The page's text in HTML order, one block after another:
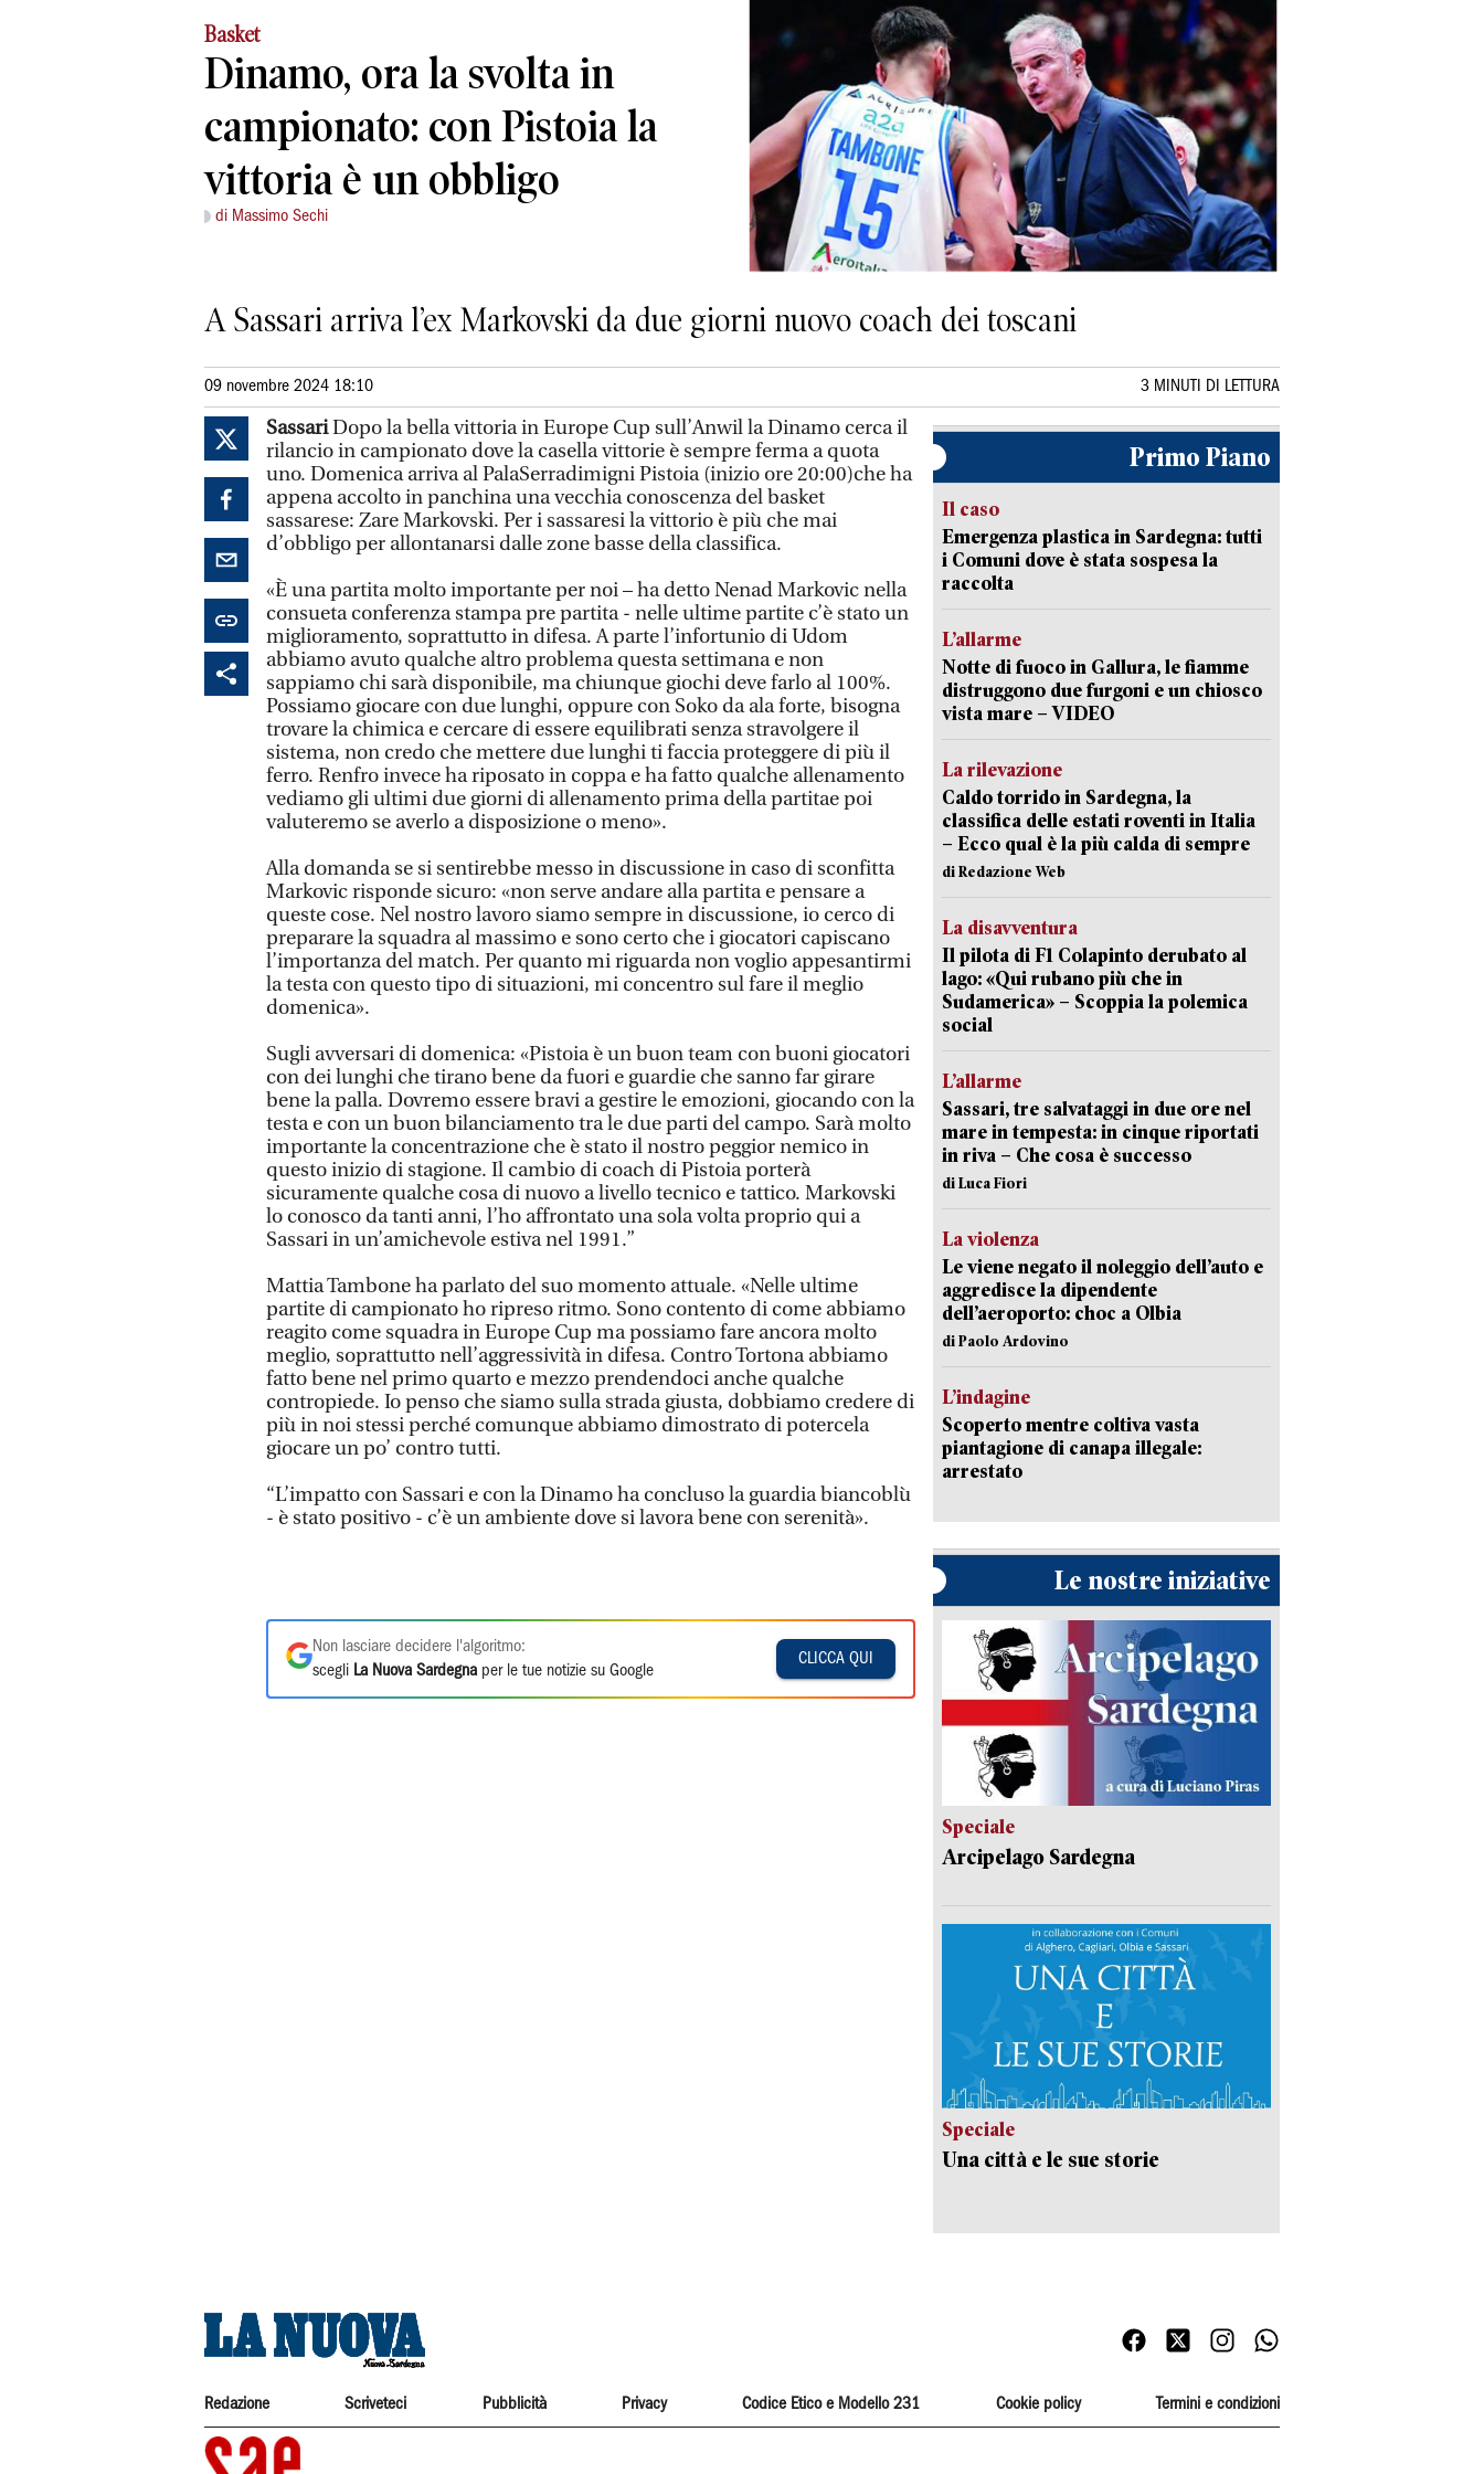
Basket
Dinamo, ora la svolta in
campionato: con Pistoia la
vittoria è un obbligo
di Massimo Sechi
A Sassari arriva l’ex Markovski da due giorni nuovo coach dei toscani
09 novembre 2024 18:10 3 MINUTI DI LETTURA
SassariDopo la bella vittoria in Europe Cup sull’Anwil la Dinamo cerca il
rilancio in campionato dove la casella vittorie è sempre ferma a quota
uno. Domenica arriva al PalaSerradimigni Pistoia (inizio ore 20:00)che ha
appena accolto in panchina una vecchia conoscenza del basket
sassarese: Zare Markovski. Per i sassaresi la vittorio è più che mai
d’obbligo per allontanarsi dalle zone basse della classifica.
«È una partita molto importante per noi – ha detto Nenad Markovic nella
consueta conferenza stampa pre partita - nelle ultime partite c’è stato un
miglioramento, soprattutto in difesa. A parte l’infortunio di Udom
abbiamo avuto qualche altro problema questa settimana e non
sappiamo chi sarà disponibile, ma chiunque giochi deve farlo al 100%.
Possiamo giocare con due lunghi, oppure con Soko da ala forte, bisogna
trovare la chimica e cercare di essere equilibrati senza stravolgere il
sistema, non credo che mettere due lunghi ti faccia proteggere di più il
ferro. Renfro invece ha riposato in coppa e ha fatto qualche allenamento
vediamo gli ultimi due giorni di allenamento prima della partitae poi
valuteremo se averlo a disposizione o meno».
Alla domanda se si sentirebbe messo in discussione in caso di sconfitta
Markovic risponde sicuro: «non serve andare alla partita e pensare a
queste cose. Nel nostro lavoro siamo sempre in discussione, io cerco di
preparare la squadra al massimo e sono certo che i giocatori capiscano
l’importanza del match. Per quanto mi riguarda non voglio appesantirmi
la testa con questo tipo di situazioni, mi concentro sul fare il meglio
domenica».
Sugli avversari di domenica: «Pistoia è un buon team con buoni giocatori
con dei lunghi che tirano bene da fuori e guardie che sanno far girare
bene la palla. Dovremo essere bravi a gestire le emozioni, giocando con la
testa e con un buon bilanciamento tra le due parti del campo. Sarà molto
importante la concentrazione che è stato il nostro peggior nemico in
questo inizio di stagione. Il cambio di coach di Pistoia porterà
sicuramente qualche cosa di nuovo a livello tecnico e tattico. Markovski
lo conosco da tanti anni, l’ho affrontato una sola volta proprio qui a
Sassari in un’amichevole estiva nel 1991.”
Mattia Tambone ha parlato del suo momento attuale. «Nelle ultime
partite di campionato ho ripreso ritmo. Sono contento di come abbiamo
reagito come squadra in Europe Cup ma possiamo fare ancora molto
meglio, soprattutto nell’aggressività in difesa. Contro Tortona abbiamo
fatto bene nel primo quarto e mezzo prendendoci anche qualche
contropiede. Io penso che siamo sulla strada giusta, dobbiamo credere di
più in noi stessi perché comunque abbiamo dimostrato di potercela
giocare un po’ contro tutti.
“L’impatto con Sassari e con la Dinamo ha concluso la guardia biancoblù
- è stato positivo - c’è un ambiente dove si lavora bene con serenità».
Non lasciare decidere l'algoritmo:
scegli La Nuova Sardegna per le tue notizie su Google
CLICCA QUI
Primo Piano
Il caso
Emergenza plastica in Sardegna: tutti
i Comuni dove è stata sospesa la
raccolta
L’allarme
Notte di fuoco in Gallura, le fiamme
distruggono due furgoni e un chiosco
vista mare – VIDEO
La rilevazione
Caldo torrido in Sardegna, la
classifica delle estati roventi in Italia
– Ecco qual è la più calda di sempre
di Redazione Web
La disavventura
Il pilota di F1 Colapinto derubato al
lago: «Qui rubano più che in
Sudamerica» – Scoppia la polemica
social
L’allarme
Sassari, tre salvataggi in due ore nel
mare in tempesta: in cinque riportati
in riva – Che cosa è successo
di Luca Fiori
La violenza
Le viene negato il noleggio dell’auto e
aggredisce la dipendente
dell’aeroporto: choc a Olbia
di Paolo Ardovino
L’indagine
Scoperto mentre coltiva vasta
piantagione di canapa illegale:
arrestato
Le nostre iniziative
Speciale
Arcipelago Sardegna
Speciale
Una città e le sue storie
Redazione Scriveteci Pubblicità Privacy Codice Etico e Modello 231 Cookie policy Termini e condizioni